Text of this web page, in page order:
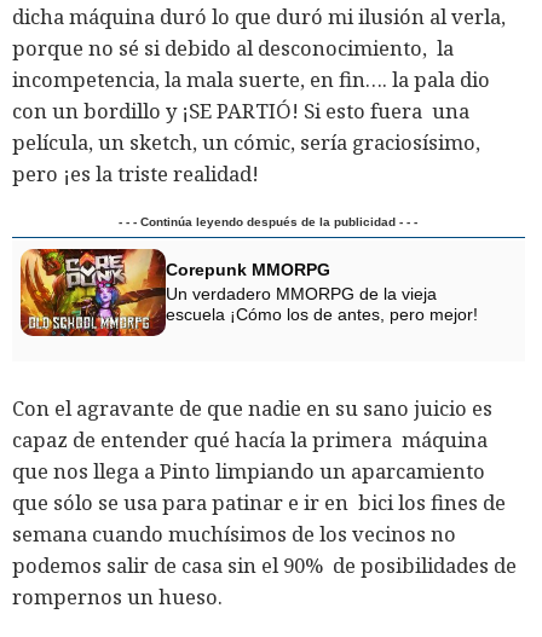
dicha máquina duró lo que duró mi ilusión al verla,
porque no sé si debido al desconocimiento, la
incompetencia, la mala suerte, en fin…. la pala dio
con un bordillo y ¡SE PARTIÓ! Si esto fuera una
película, un sketch, un cómic, sería graciosísimo,
pero ¡es la triste realidad!
- - - Continúa leyendo después de la publicidad - - -
Corepunk MMORPG
Un verdadero MMORPG de la vieja
escuela ¡Cómo los de antes, pero mejor!
Con el agravante de que nadie en su sano juicio es
capaz de entender qué hacía la primera máquina
que nos llega a Pinto limpiando un aparcamiento
que sólo se usa para patinar e ir en bici los fines de
semana cuando muchísimos de los vecinos no
podemos salir de casa sin el 90% de posibilidades de
rompernos un hueso.